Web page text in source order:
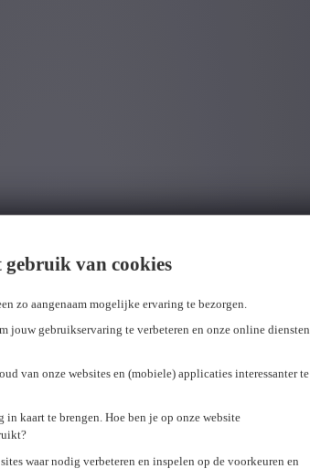
gebruik van cookies
zo aangenaam mogelijke ervaring te bezorgen.
jouw gebruikservaring te verbeteren en onze online diensten
van onze websites en (mobiele) applicaties interessanter te
kaart te brengen. Hoe ben je op onze website
waar nodig verbeteren en inspelen op de voorkeuren en